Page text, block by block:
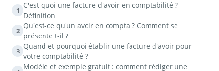
1
C'est quoi une facture d'avoir en comptabilité ?
Définition
2
Qu'est-ce qu'un avoir en compta ? Comment se
présente t-il ?
3
Quand et pourquoi établir une facture d'avoir pour
votre comptabilité ?
Modèle et exemple gratuit : comment rédiger une